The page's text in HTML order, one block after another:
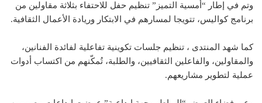
وتم في إطار “أمسية التميز” تنظيم حفل للاحتفاء بثلاثة مقاولين من
برنامج كواليس، تتويجا لمسارهم في الابتكار وريادة الأعمال الثقافية.
كما شهد المنتدى ، تنظيم جلسات تكوينية تفاعلية لفائدة الفنانين،
والمقاولين، والفاعلين الثقافيين، والطلبة، تُمكّنهم من اكتساب أدوات
عملية لتطوير مشاريعهم.